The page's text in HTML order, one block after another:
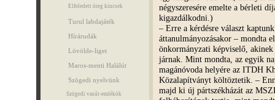
Elfeledett öreg kincsek
Turul labdajáték
Hírárudák
Lövölde-liget
Maros-menti Halálút
Szögedi nyelvünk
Szögedi vasút-emlékök
négyszeresére emelte a bérleti
kigazdálkodni.)
– Erre a kérdésre választ
áttanulmányozásakor – mondta
önkormányzati képviselő,
járnak. Mint mondta, az egyik
magánóvoda helyére az ITDH
Közalapítványt költöztetik. –
majd ki új pártszékházát az